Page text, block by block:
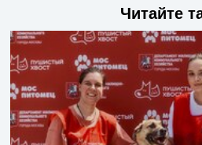
Читайте